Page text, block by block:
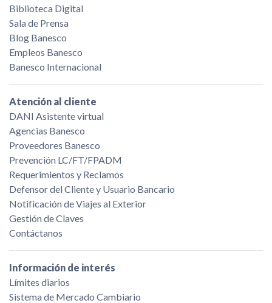
Biblioteca Digital
Sala de Prensa
Blog Banesco
Empleos Banesco
Banesco Internacional
Atención al cliente
DANI Asistente virtual
Agencias Banesco
Proveedores Banesco
Prevención LC/FT/FPADM
Requerimientos y Reclamos
Defensor del Cliente y Usuario Bancario
Notificación de Viajes al Exterior
Gestión de Claves
Contáctanos
Información de interés
Límites diarios
Sistema de Mercado Cambiario